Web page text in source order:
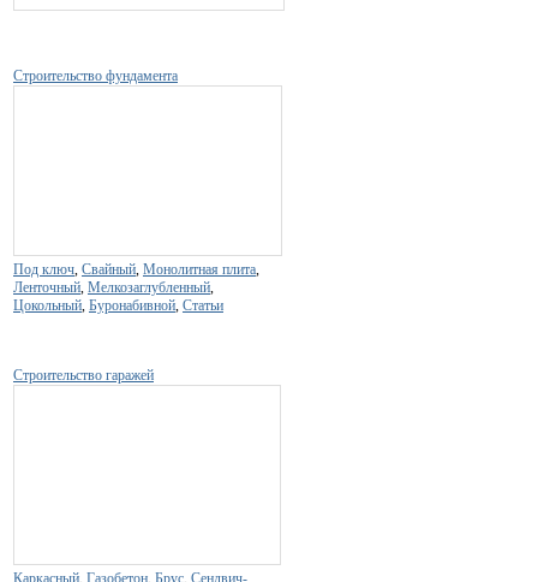
Строительство фундамента
Под ключ Свайный Монолитная плита
Ленточный Мелкозаглубленный
Цокольный Буронабивной Статьи
Строительство гаражей
Каркасный Газобетон Брус Сендвич-